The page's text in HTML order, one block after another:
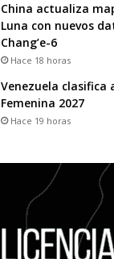
China actualiza
Luna con nuevos
Chang’e-6
Hace 18 horas
Venezuela clasifica
Femenina 2027
Hace 19 horas